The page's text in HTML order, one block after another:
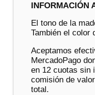
INFORMACIÓN
El tono de la
También el color
Aceptamos
MercadoPago
en 12 cuotas sin
comisión de
total.